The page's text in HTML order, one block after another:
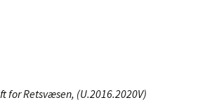
for Retsvæsen, (U.2016.2020V)